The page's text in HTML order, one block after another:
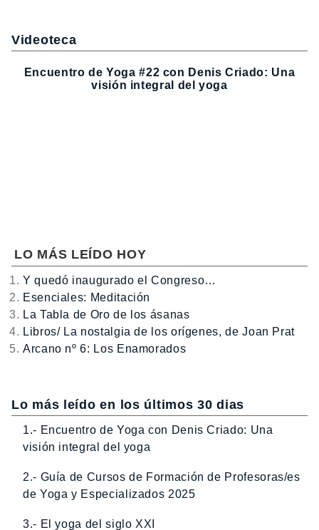
Videoteca
Encuentro de Yoga #22 con Denis Criado: Una
visión integral del yoga
LO MÁS LEÍDO HOY
Y quedó inaugurado el Congreso…
Esenciales: Meditación
La Tabla de Oro de los ásanas
Libros/ La nostalgia de los orígenes, de Joan Prat
Arcano nº 6: Los Enamorados
Lo más leído en los últimos 30 dias
1.- Encuentro de Yoga con Denis Criado: Una
visión integral del yoga
2.- Guía de Cursos de Formación de Profesoras/es
de Yoga y Especializados 2025
3.- El yoga del siglo XXI